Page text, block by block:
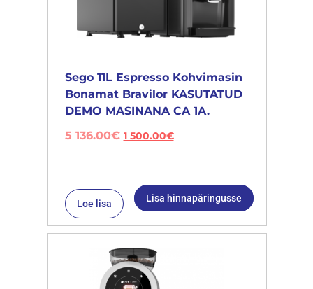
Sego 11L Espresso Kohvimasin
Bonamat Bravilor KASUTATUD
DEMO MASINANA CA 1A.
5 136.00€ 1 500.00€
Loe lisa Lisa hinnapäringusse